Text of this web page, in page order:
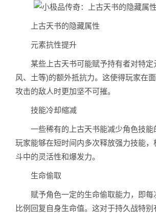
上古天书的隐藏属性
元素抗性提升
某些上古天书可能赋予持有者对特定
风、土等)的额外抵抗力。这使得玩家在
攻击的敌人时更加坚不可摧。
技能冷却缩减
一些稀有的上古天书能减少角色技能
玩家能够在短时间内多次释放强力技能
斗中的灵活性和爆发力。
生命偷取
赋予角色一定的生命偷取能力，即每
比例回复自身生命值。这对于持久战特